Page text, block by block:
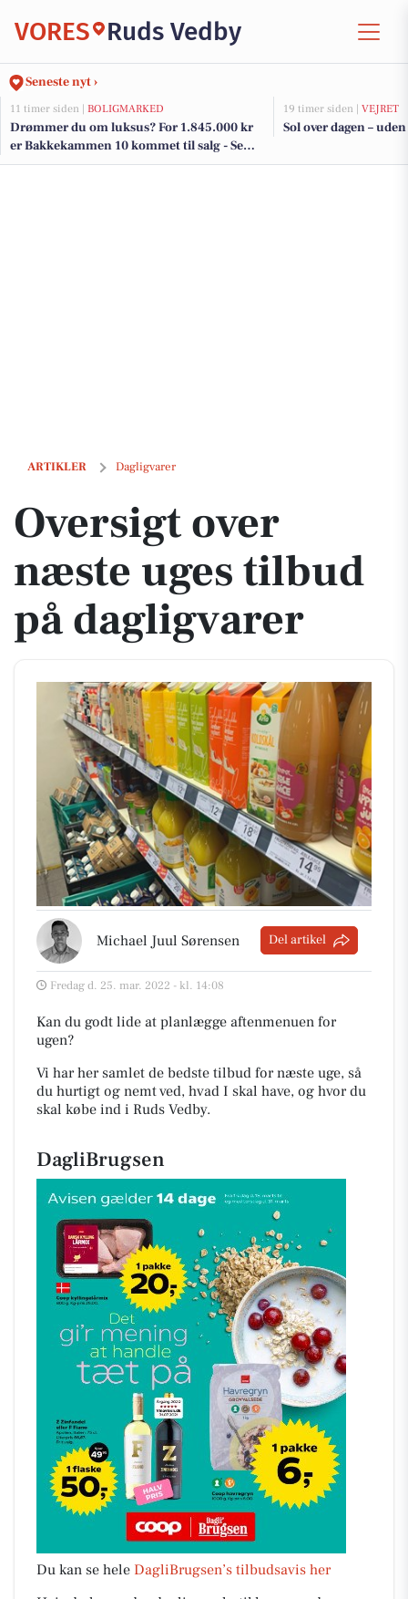
VORES Ruds Vedby
Seneste nyt ›
11 timer siden | BOLIGMARKED
Drømmer du om luksus? For 1.845.000 kr
er Bakkekammen 10 kommet til salg - Se
den og de dyreste boliger til salg her
19 timer siden | VEJRET
Sol over dagen –
ARTIKLER Dagligvarer
Oversigt over næste uges tilbud på dagligvarer
Oversigt over
næste uges tilbud
på dagligvarer
Michael Juul Sørensen Del artikel
Fredag d. 25. mar. 2022 - kl. 14:08
Kan du godt lide at planlægge aftenmenuen for
ugen?
Vi har her samlet de bedste tilbud for næste uge, så
du hurtigt og nemt ved, hvad I skal have, og hvor du
skal købe ind i Ruds Vedby.
DagliBrugsen
Du kan se hele DagliBrugsen’s tilbudsavis her